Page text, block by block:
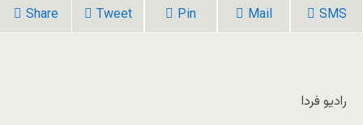
Share Tweet Pin Mail SMS
رادیو فردا